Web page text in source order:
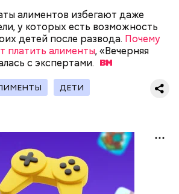
алиментов избегают даже
у которых есть возможность
детей после развода. Почему
платить алименты, «Вечерняя
с экспертами.
ДЕТИ
сахара;
соли;
апельсина и столовая ложка